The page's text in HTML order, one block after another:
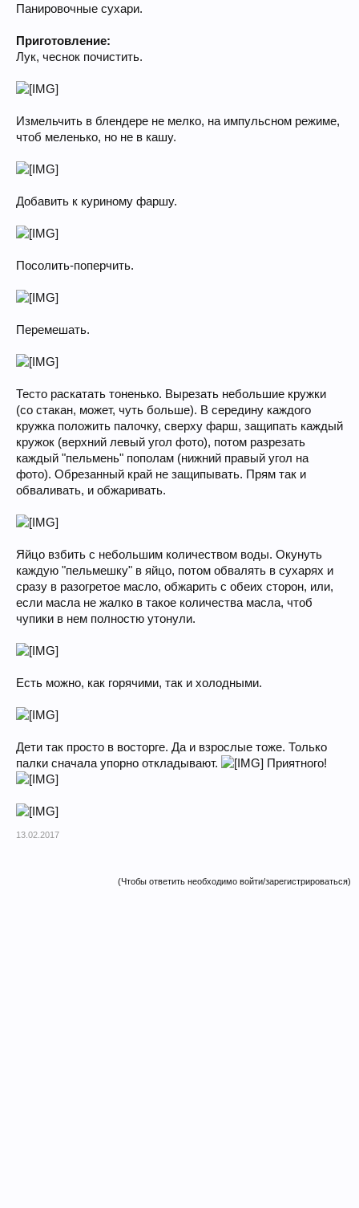
Панировочные сухари.
Приготовление:
Лук, чеснок почистить.
Измельчить в блендере не мелко, на импульсном режиме,
чтоб меленько, но не в кашу.
Добавить к куриному фаршу.
Посолить-поперчить.
Перемешать.
Тесто раскатать тоненько. Вырезать небольшие кружки
(со стакан, может, чуть больше). В середину каждого
кружка положить палочку, сверху фарш, защипать каждый
кружок (верхний левый угол фото), потом разрезать
каждый "пельмень" пополам (нижний правый угол на
фото). Обрезанный край не защипывать. Прям так и
обваливать, и обжаривать.
Яйцо взбить с небольшим количеством воды. Окунуть
каждую "пельмешку" в яйцо, потом обвалять в сухарях и
сразу в разогретое масло, обжарить с обеих сторон, или,
если масла не жалко в такое количества масла, чтоб
чупики в нем полностю утонули.
Есть можно, как горячими, так и холодными.
Дети так просто в восторге. Да и взрослые тоже. Только
палки сначала упорно откладывают.
Приятного!
13.02.2017
(Чтобы ответить необходимо войти/зарегистрироваться)